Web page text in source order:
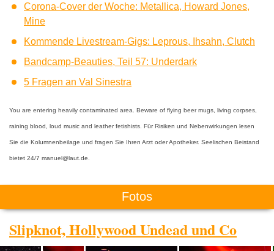
Corona-Cover der Woche: Metallica, Howard Jones,
Mine
Kommende Livestream-Gigs: Leprous, Ihsahn, Clutch
Bandcamp-Beauties, Teil 57: Underdark
5 Fragen an Val Sinestra
You are entering heavily contaminated area. Beware of flying beer mugs, living corpses,
raining blood, loud music and leather fetishists. Für Risiken und Nebenwirkungen lesen
Sie die Kolumnenbeilage und fragen Sie Ihren Arzt oder Apotheker. Seelischen Beistand
bietet 24/7 manuel@laut.de.
Fotos
Slipknot, Hollywood Undead und Co